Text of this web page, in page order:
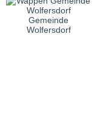
Gemeinde
Wolfersdorf